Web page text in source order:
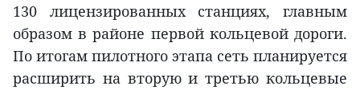
130 лицензированных станциях, главным
образом в районе первой кольцевой дороги.
По итогам пилотного этапа сеть планируется
расширить на вторую и третью кольцевые